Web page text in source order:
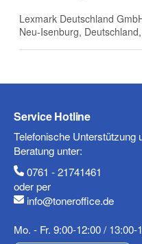
Mobiltelefon
Lexmark Deutschland
Neu-Isenburg,
Service Hotline
Telefonische Unterstützung
Beratung unter:
0761 - 21741461
oder per
info@toneroffice.de
Mo. - Fr. 9:00-12:00 / 13:00-